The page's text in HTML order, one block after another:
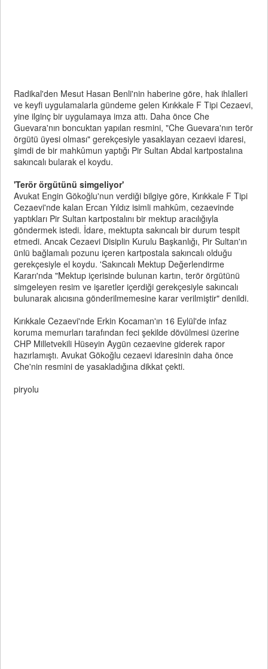
Radikal'den Mesut Hasan Benli'nin haberine göre, hak ihlalleri
ve keyfi uygulamalarla gündeme gelen Kırıkkale F Tipi Cezaevi,
yine ilginç bir uygulamaya imza attı. Daha önce Che
Guevara'nın boncuktan yapılan resmini, "Che Guevara'nın terör
örgütü üyesi olması" gerekçesiyle yasaklayan cezaevi idaresi,
şimdi de bir mahkûmun yaptığı Pir Sultan Abdal kartpostalına
sakıncalı bularak el koydu.
'Terör örgütünü simgeliyor'
Avukat Engin Gökoğlu'nun verdiği bilgiye göre, Kırıkkale F Tipi
Cezaevi'nde kalan Ercan Yıldız isimli mahkûm, cezaevinde
yaptıkları Pir Sultan kartpostalını bir mektup aracılığıyla
göndermek istedi. İdare, mektupta sakıncalı bir durum tespit
etmedi. Ancak Cezaevi Disiplin Kurulu Başkanlığı, Pir Sultan'ın
ünlü bağlamalı pozunu içeren kartpostala sakıncalı olduğu
gerekçesiyle el koydu. 'Sakıncalı Mektup Değerlendirme
Kararı'nda "Mektup içerisinde bulunan kartın, terör örgütünü
simgeleyen resim ve işaretler içerdiği gerekçesiyle sakıncalı
bulunarak alıcısına gönderilmemesine karar verilmiştir" denildi.
Kırıkkale Cezaevi'nde Erkin Kocaman'ın 16 Eylül'de infaz
koruma memurları tarafından feci şekilde dövülmesi üzerine
CHP Milletvekili Hüseyin Aygün cezaevine giderek rapor
hazırlamıştı. Avukat Gökoğlu cezaevi idaresinin daha önce
Che'nin resmini de yasakladığına dikkat çekti.
piryolu